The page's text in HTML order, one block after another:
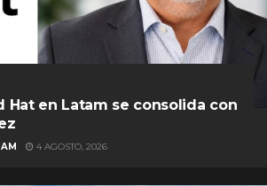
Hat en Latam se consolida con
4 AGOSTO, 2026